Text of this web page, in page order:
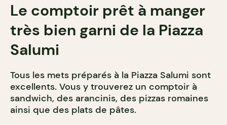
Le comptoir prêt à manger
très bien garni de la Piazza
Salumi
Tous les mets préparés à la Piazza Salumi sont
excellents. Vous y trouverez un comptoir à
sandwich, des arancinis, des pizzas romaines
ainsi que des plats de pâtes.